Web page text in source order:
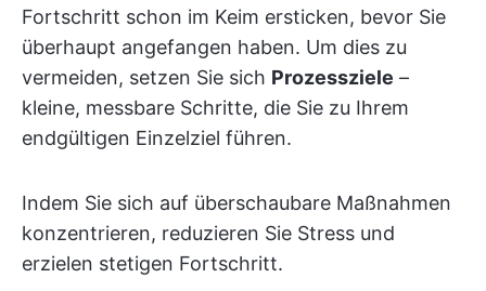
Fortschritt schon im Keim ersticken, bevor Sie
überhaupt angefangen haben. Um dies zu
vermeiden, setzen Sie sich Prozessziele –
kleine, messbare Schritte, die Sie zu Ihrem
endgültigen Einzelziel führen.
Indem Sie sich auf überschaubare Maßnahmen
konzentrieren, reduzieren Sie Stress und
erzielen stetigen Fortschritt.